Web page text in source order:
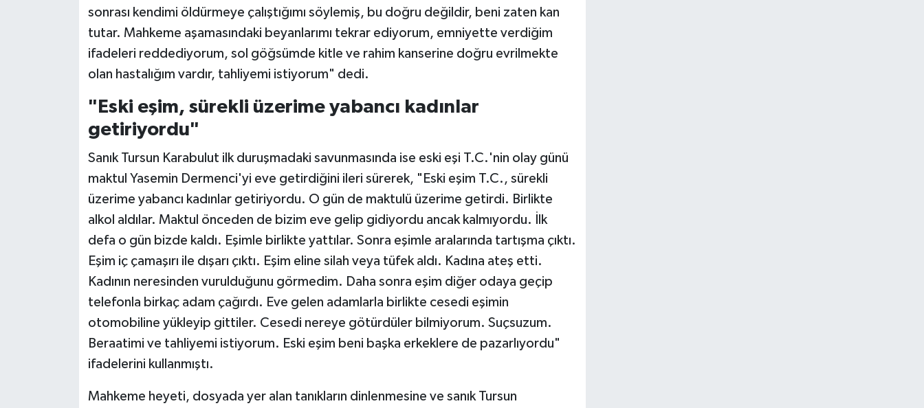
sonrası kendimi öldürmeye çalıştığımı söylemiş, bu doğru değildir, beni zaten kan
tutar. Mahkeme aşamasındaki beyanlarımı tekrar ediyorum, emniyette verdiğim
ifadeleri reddediyorum, sol göğsümde kitle ve rahim kanserine doğru evrilmekte
olan hastalığım vardır, tahliyemi istiyorum" dedi.
"Eski eşim, sürekli üzerime yabancı kadınlar
getiriyordu"
Sanık Tursun Karabulut ilk duruşmadaki savunmasında ise eski eşi T.C.'nin olay günü
maktul Yasemin Dermenci'yi eve getirdiğini ileri sürerek, "Eski eşim T.C., sürekli
üzerime yabancı kadınlar getiriyordu. O gün de maktulü üzerime getirdi. Birlikte
alkol aldılar. Maktul önceden de bizim eve gelip gidiyordu ancak kalmıyordu. İlk
defa o gün bizde kaldı. Eşimle birlikte yattılar. Sonra eşimle aralarında tartışma çıktı.
Eşim iç çamaşırı ile dışarı çıktı. Eşim eline silah veya tüfek aldı. Kadına ateş etti.
Kadının neresinden vurulduğunu görmedim. Daha sonra eşim diğer odaya geçip
telefonla birkaç adam çağırdı. Eve gelen adamlarla birlikte cesedi eşimin
otomobiline yükleyip gittiler. Cesedi nereye götürdüler bilmiyorum. Suçsuzum.
Beraatimi ve tahliyemi istiyorum. Eski eşim beni başka erkeklere de pazarlıyordu"
ifadelerini kullanmıştı.
Mahkeme heyeti, dosyada yer alan tanıkların dinlenmesine ve sanık Tursun